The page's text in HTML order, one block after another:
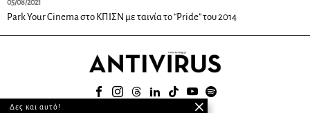
05/08/2021
Park Your Cinema στο ΚΠΙΣΝ με ταινία το “Pride” του 2014
Δες και αυτό!